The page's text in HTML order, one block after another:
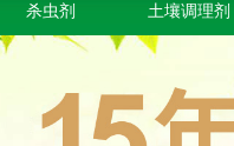
杀虫剂 土壤调理剂